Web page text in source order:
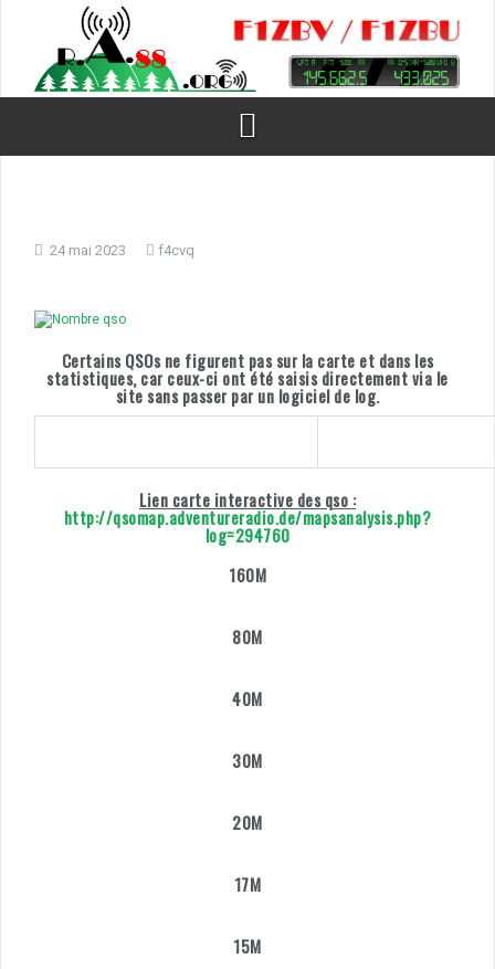
24 mai 2023 f4cvq
Certains QSOs ne figurent pas sur la carte et dans les
statistiques, car ceux-ci ont été saisis directement via le
site sans passer par un logiciel de log.
Lien carte interactive des qso :
http://qsomap.adventureradio.de/mapsanalysis.php?
log=294760
160M
80M
40M
30M
20M
17M
15M